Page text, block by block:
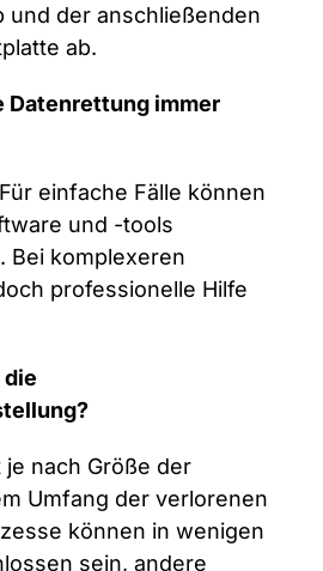
und der anschließenden
ab.
Datenrettung immer
einfache Fälle können
und -tools
Bei komplexeren
professionelle Hilfe
die
nach Größe der
Umfang der verlorenen
können in wenigen
sein, andere